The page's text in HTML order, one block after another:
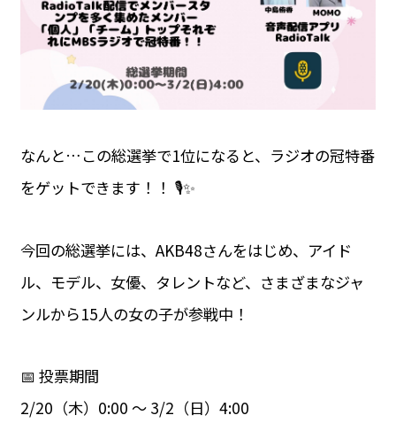
なんと…この総選挙で1位になると、ラジオの冠特番
をゲットできます！！ 🎙️✨
今回の総選挙には、AKB48さんをはじめ、アイド
ル、モデル、女優、タレントなど、さまざまなジャ
ンルから15人の女の子が参戦中！
📅 投票期間
2/20（木）0:00 ～ 3/2（日）4:00